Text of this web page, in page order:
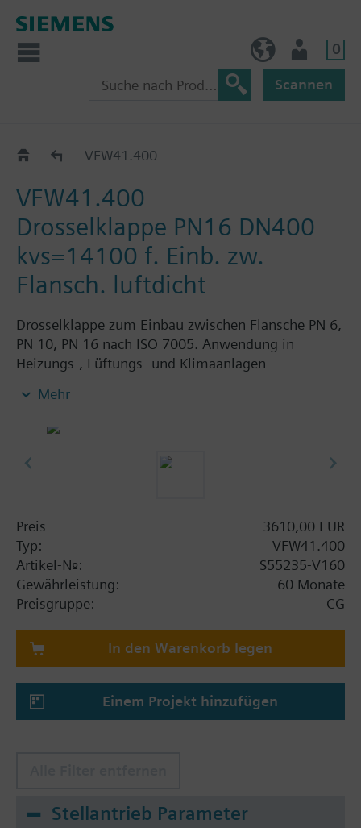
0
Scannen
VFW41..VFW41.400
VFW41.400
Drosselklappe PN16 DN400
kvs=14100 f. Einb. zw.
Flansch. luftdicht
Drosselklappe zum Einbau zwischen Flansche PN 6,
PN 10, PN 16 nach ISO 7005. Anwendung in
Heizungs-, Lüftungs- und Klimaanlagen
Absperrorgane. Für offene und geschlossene
Weitere Informationen
Mehr
Preis
3610,00 EUR
Typ:
VFW41.400
Artikel-Nr.:
S55235-V160
Gewährleistung:
60 Monate
Preisgruppe:
CG
In den Warenkorb legen
Einem Projekt hinzufügen
Stellantrieb Parameter